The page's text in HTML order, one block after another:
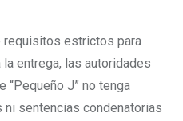
estrictos para
entrega, las autoridades
“Pequeño J” no tenga
sentencias condenatorias